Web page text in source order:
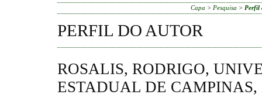
Capa > Pesquisa > Perfil
PERFIL DO AUTOR
ROSALIS, RODRIGO,
ESTADUAL DE